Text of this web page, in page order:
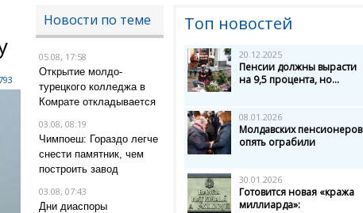
Новости по теме
05.08, 17:58
Открытие молдо-
турецкого колледжа в
Комрате откладывается
03.08, 08:19
Чимпоеш: Гораздо легче
снести памятник, чем
построить завод
03.08, 07:43
Дни диаспоры
Топ новостей
20.12.2025
Пенсии должны вырасти
на 9,5 процента, но...
08.01.2026
Молдавских пенсионеров
опять ограбили
30.01.2026
Готовится новая «кража
миллиарда»: